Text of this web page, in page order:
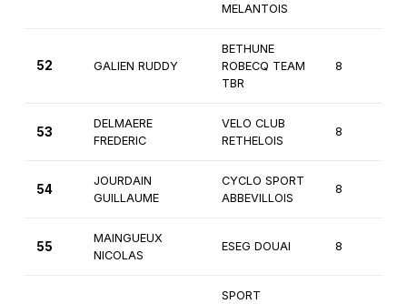
MELANTOIS
52 GALIEN RUDDY
BETHUNE
ROBECQ TEAM
TBR
8
53
DELMAERE
FREDERIC
VELO CLUB
RETHELOIS
8
54
JOURDAIN
GUILLAUME
CYCLO SPORT
ABBEVILLOIS
8
55
MAINGUEUX
NICOLAS
ESEG DOUAI 8
SPORT